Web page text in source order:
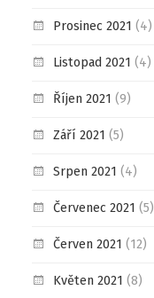
Prosinec 2021 (4)
Listopad 2021 (4)
Říjen 2021 (9)
Září 2021 (5)
Srpen 2021 (4)
Červenec 2021 (5)
Červen 2021 (12)
Květen 2021 (8)